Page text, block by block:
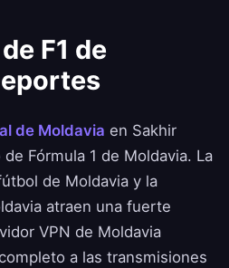
F1 de
de Moldavia en Sakhir
Fórmula 1 de Moldavia. La
de Moldavia y la
atraen una fuerte
VPN de Moldavia
a las transmisiones